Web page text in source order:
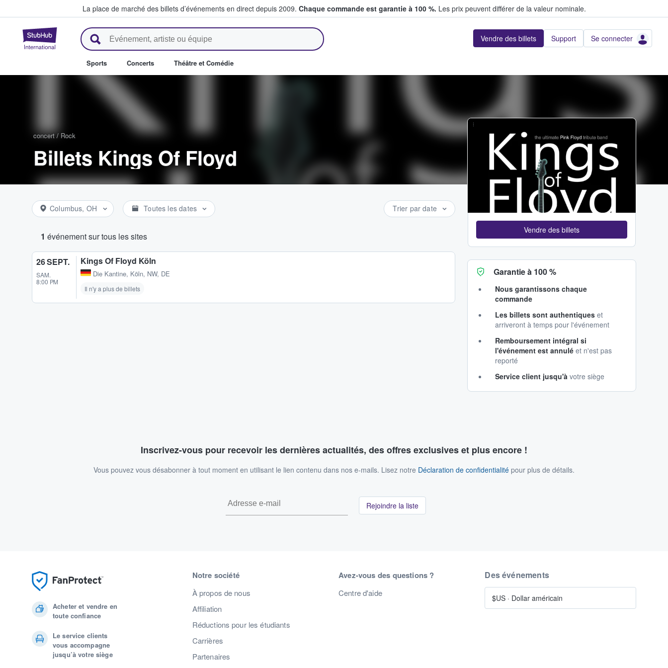
La place de marché des billets d’événements en direct depuis 2009. Chaque commande est garantie à 100 %. Les prix peuvent différer de la valeur nominale.
StubHub - Où les fans achètent et vendent des billets Vendre des billets Support Se connecter
Sports Concerts Théâtre et Comédie
concert / Rock
Billets Kings Of Floyd
Columbus, OH Toutes les dates Trier par date
1 événement sur tous les sites
26 SEPT.
SAM.
8:00 PM
Kings Of Floyd Köln
Die Kantine, Köln, NW, DE
Il n'y a plus de billets
...
Vendre des billets
Garantie à 100 %
Nous garantissons chaque
commande
Les billets sont authentiques et
arriveront à temps pour l'événement
Remboursement intégral si
l'événement est annulé et n'est pas
reporté
Service client jusqu'à votre siège
Inscrivez-vous pour recevoir les dernières actualités, des offres exclusives et plus encore !
Vous pouvez vous désabonner à tout moment en utilisant le lien contenu dans nos e-mails. Lisez notre Déclaration de confidentialité pour plus de détails.
Rejoindre la liste
Acheter et vendre en
toute confiance
Le service clients
vous accompagne
jusqu’à votre siège
Notre société
À propos de nous
Affiliation
Réductions pour les étudiants
Carrières
Partenaires
Avez-vous des questions ?
Centre d'aide
Des événements
$US · Dollar américain